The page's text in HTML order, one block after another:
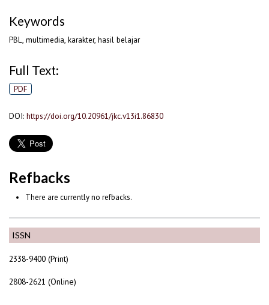
ISSN
2338-9400 (Print)
2808-2621 (Online)
Keywords
PBL, multimedia, karakter, hasil belajar
Full Text:
PDF
DOI: https://doi.org/10.20961/jkc.v13i1.86830
Refbacks
There are currently no refbacks.